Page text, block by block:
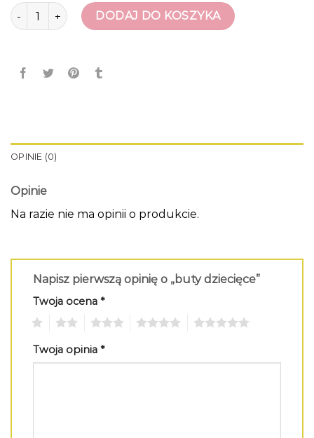
ilość buty dziecięceDODAJ DO KOSZYKA
OPINIE (0)
Opinie
Na razie nie ma opinii o produkcie.
Napisz pierwszą opinię o „buty dziecięce”
Twoja ocena *
Twoja opinia *